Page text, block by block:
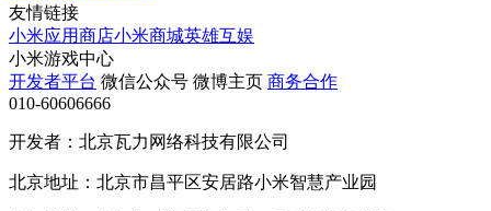
友情链接
小米应用商店小米商城英雄互娱
小米游戏中心
开发者平台 微信公众号 微博主页 商务合作
010-60606666
开发者：北京瓦力网络科技有限公司
北京地址：北京市昌平区安居路小米智慧产业园